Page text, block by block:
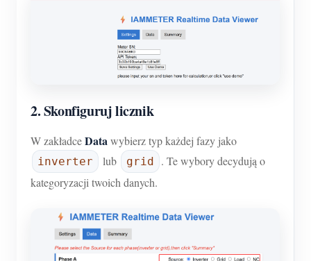
2. Skonfiguruj licznik
W zakładceDatawybierz typ każdej fazy jako
inverter lub grid
. Te wybory decydują o
kategoryzacji twoich danych.